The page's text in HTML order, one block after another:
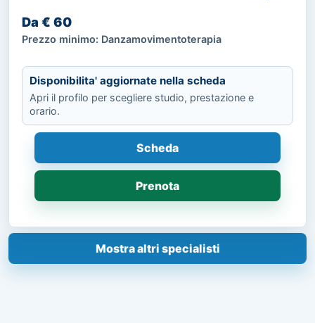
Da € 60
Prezzo minimo: Danzamovimentoterapia
Disponibilita' aggiornate nella scheda
Apri il profilo per scegliere studio, prestazione e
orario.
Scheda
Prenota
Mostra altri specialisti